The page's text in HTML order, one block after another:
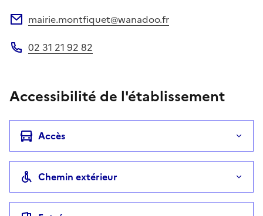
mairie.montfiquet@wanadoo.fr
02 31 21 92 82
Accessibilité de l'établissement
Accès
Chemin extérieur